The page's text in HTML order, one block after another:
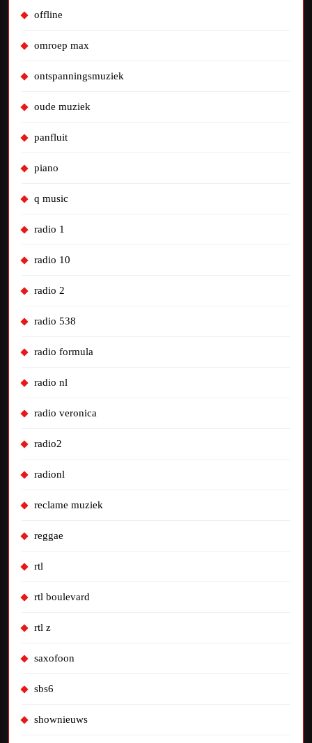
offline
omroep max
ontspanningsmuziek
oude muziek
panfluit
piano
q music
radio 1
radio 10
radio 2
radio 538
radio formula
radio nl
radio veronica
radio2
radionl
reclame muziek
reggae
rtl
rtl boulevard
rtl z
saxofoon
sbs6
shownieuws